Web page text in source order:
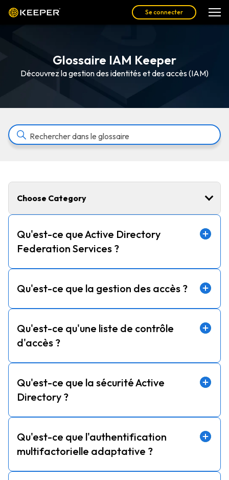
Se connecter
Glossaire IAM Keeper
Découvrez la gestion des identités et des accès (IAM)
Qu'est-ce que Active Directory
Federation Services ?
Qu'est-ce que la gestion des accès ?
Qu'est-ce qu'une liste de contrôle
d'accès ?
Qu'est-ce que la sécurité Active
Directory ?
Qu'est-ce que l'authentification
multifactorielle adaptative ?